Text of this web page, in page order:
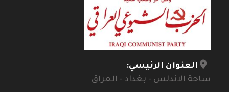
العنوان الرئيسي:
ساحة الاندلس - بغداد - العراق